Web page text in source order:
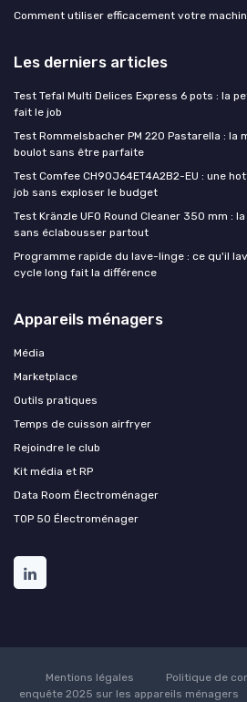
Comment utiliser efficacement votre
Les derniers articles
Test Tefal Multi Delices Express 6 pots : la
fait le job
Test Rommelsbacher PM 220 Pastarella : la
boulot sans être parfaite
Test Comfee CH90J64ET4A2B2-EU : une
job sans exploser le budget
Test Kränzle UFO Round Cleaner 350 mm :
sans éclabousser partout
Programme rapide du lave-linge : ce qu'il
cycle long fait la différence
Appareils ménagers
Média
Marketplace
Outils pratiques
Temps de cuisson airfryer
Rejoindre le club
Kit média et RP
Data Room Électroménager
TOP 50 Électroménager
Mentions légales Politique de
enquête 2025 sur les appareils ménagers